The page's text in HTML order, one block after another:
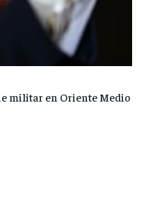
militar en Oriente Medio